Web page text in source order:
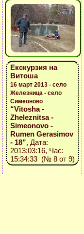
Екскурзия на
Витоша
16 март 2013 - село
Железница - село
Симеоново
“Vitosha -
Zheleznitsa -
Simeonovo -
Rumen Gerasimov
- 18”, Дата:
2013:03:16, Час:
15:34:33 (№ 8 от 9)